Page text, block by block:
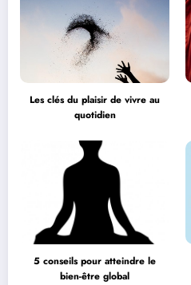
Les clés du plaisir de vivre au
quotidien
5 conseils pour atteindre le
bien-être global